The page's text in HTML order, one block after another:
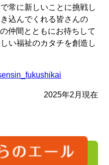
常に新しいことに挑戦し
込んでくれる皆さんの
仲間とともにお待ちして
い福祉のカタチを創造し
2025年2月現在